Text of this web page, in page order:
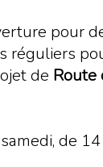
pour
de Route
de